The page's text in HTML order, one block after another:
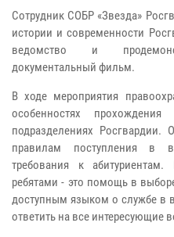
Сотрудник СОБР «Звезда»
истории и современности
ведомство и
документальный фильм.
В ходе мероприятия
особенностях
подразделениях
правилам поступления в
требования к
ребятами - это помощь в
доступным языком о службе в
ответить на все интересующие